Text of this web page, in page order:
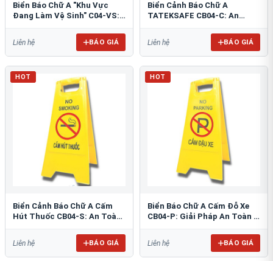
Biển Báo Chữ A "Khu Vực
Đang Làm Vệ Sinh" C04-VS:
Liên hệ BÁO GIÁ
Biển Cảnh Báo Chữ A
TATEKSAFE CB04-C: An
Liên hệ BÁO GIÁ
HOT
Biển Cảnh Báo Chữ A Cấm
Hút Thuốc CB04-S: An Toàn
Liên hệ BÁO GIÁ
HOT
Biển Báo Chữ A Cấm Đỗ Xe
CB04-P: Giải Pháp An Toàn &
Liên hệ BÁO GIÁ